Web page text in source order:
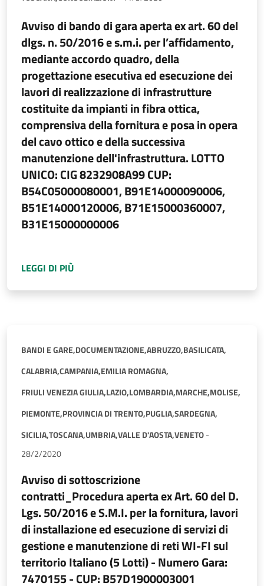
Avviso di bando di gara aperta ex art. 60 del
dlgs. n. 50/2016 e s.m.i. per l’affidamento,
mediante accordo quadro, della
progettazione esecutiva ed esecuzione dei
lavori di realizzazione di infrastrutture
costituite da impianti in fibra ottica,
comprensiva della fornitura e posa in opera
del cavo ottico e della successiva
manutenzione dell'infrastruttura. LOTTO
UNICO: CIG 8232908A99 CUP:
B54C05000080001, B91E14000090006,
B51E14000120006, B71E15000360007,
B31E15000000006
LEGGI DI PIÙ
BANDI E GARE,DOCUMENTAZIONE,ABRUZZO,BASILICATA,
CALABRIA,CAMPANIA,EMILIA ROMAGNA,
FRIULI VENEZIA GIULIA,LAZIO,LOMBARDIA,MARCHE,MOLISE,
PIEMONTE,PROVINCIA DI TRENTO,PUGLIA,SARDEGNA,
SICILIA,TOSCANA,UMBRIA,VALLE D'AOSTA,VENETO-
28/2/2020
Avviso di sottoscrizione
contratti_Procedura aperta ex Art. 60 del D.
Lgs. 50/2016 e S.M.I. per la fornitura, lavori
di installazione ed esecuzione di servizi di
gestione e manutenzione di reti WI-FI sul
territorio Italiano (5 Lotti) - Numero Gara:
7470155 - CUP: B57D1900003001